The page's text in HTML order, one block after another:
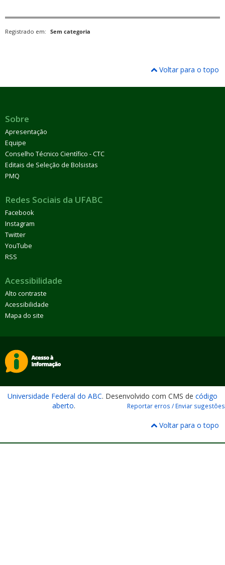
Registrado em: Sem categoria
Voltar para o topo
Sobre
Apresentação
Equipe
Conselho Técnico Científico - CTC
Editais de Seleção de Bolsistas
PMQ
Redes Sociais da UFABC
Facebook
Instagram
Twitter
YouTube
RSS
Acessibilidade
Alto contraste
Acessibilidade
Mapa do site
Universidade Federal do ABC. Desenvolvido com CMS de código
aberto. Reportar erros / Enviar sugestões
Voltar para o topo